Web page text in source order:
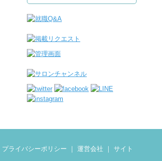
プライバシーポリシー ｜ 運営会社 ｜ サイト